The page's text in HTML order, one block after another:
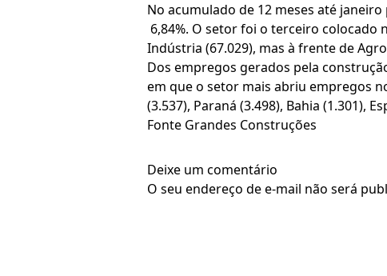
No acumulado de 12 meses até
6,84%. O setor foi o terceiro colocado
Indústria (67.029), mas à frente de
Dos empregos gerados pela
em que o setor mais abriu empregos
(3.537), Paraná (3.498), Bahia (1.301),
Fonte Grandes Construções
Deixe um comentário
O seu endereço de e-mail não será